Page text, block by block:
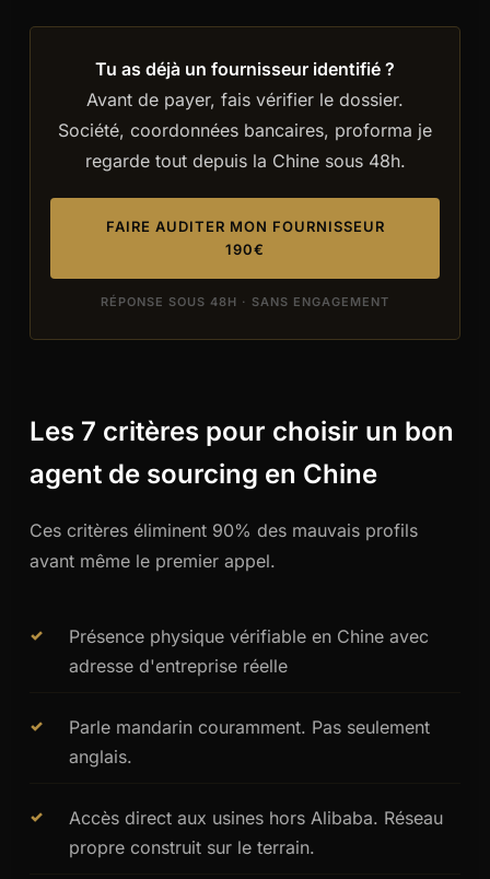
Tu as déjà un fournisseur identifié ?
Avant de payer, fais vérifier le dossier.
Société, coordonnées bancaires, proforma je
regarde tout depuis la Chine sous 48h.
FAIRE AUDITER MON FOURNISSEUR
190€
RÉPONSE SOUS 48H · SANS ENGAGEMENT
Les 7 critères pour choisir un bon
agent de sourcing en Chine
Ces critères éliminent 90% des mauvais profils
avant même le premier appel.
Présence physique vérifiable en Chine avec
adresse d'entreprise réelle
Parle mandarin couramment. Pas seulement
anglais.
Accès direct aux usines hors Alibaba. Réseau
propre construit sur le terrain.